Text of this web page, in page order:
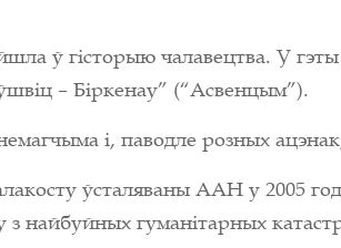
ў гісторыю чалавецтва. У
– Біркенау” (“Асвенцым”).
і, паводле розных
ўсталяваны ААН у 2005
з найбуйных гуманітарных